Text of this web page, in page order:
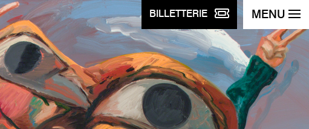
BILLETTERIE MENU